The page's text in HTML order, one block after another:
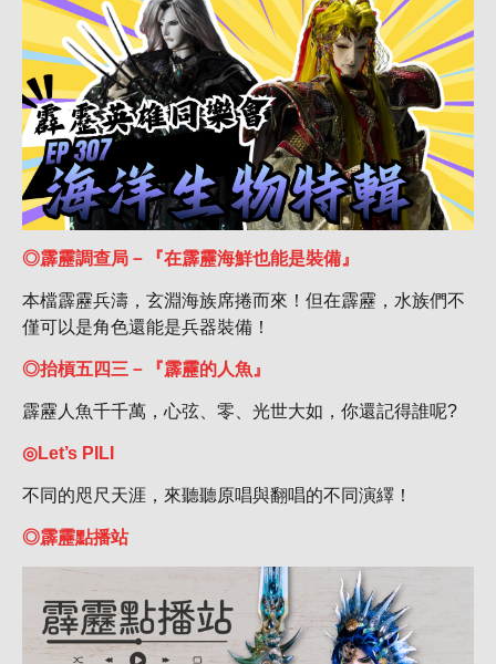
◎霹靂調查局－『在霹靂海鮮也能是裝備』
本檔霹靂兵濤，玄淵海族席捲而來！但在霹靂，水族們不
僅可以是角色還能是兵器裝備！
◎抬槓五四三－『霹靂的人魚』
霹靂人魚千千萬，心弦、零、光世大如，你還記得誰呢?
◎Let’s PILI
不同的咫尺天涯，來聽聽原唱與翻唱的不同演繹！
◎霹靂點播站